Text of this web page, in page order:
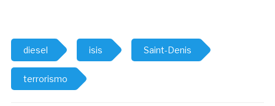
diesel isis Saint-Denis
terrorismo